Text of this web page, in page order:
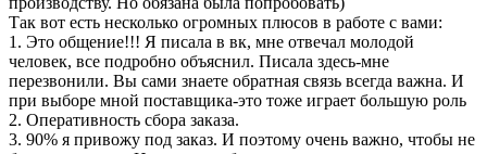
Так вот есть несколько огромных плюсов в работе с вами:
1. Это общение!!! Я писала в вк, мне отвечал молодой
человек, все подробно объяснил. Писала здесь-мне
перезвонили. Вы сами знаете обратная связь всегда важна. И
при выборе мной поставщика-это тоже играет большую роль
2. Оперативность сбора заказа.
3. 90% я привожу под заказ. И поэтому очень важно, чтобы не